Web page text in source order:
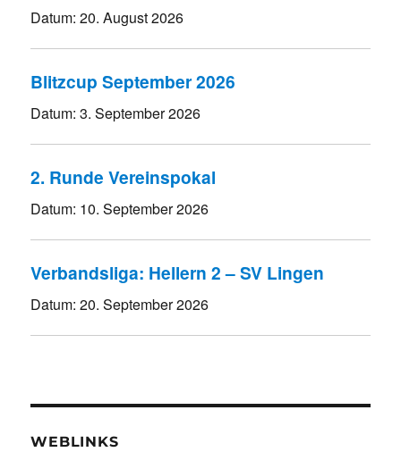
Datum:20. August 2026
Blitzcup September 2026
Datum:3. September 2026
2. Runde Vereinspokal
Datum: 10. September 2026
Verbandsliga: Hellern 2 – SV Lingen
Datum:20. September 2026
WEBLINKS